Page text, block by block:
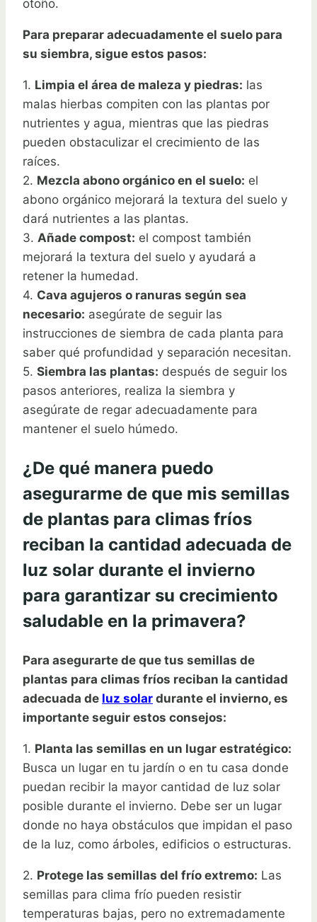
otoño.
Para preparar adecuadamente el suelo para
su siembra, sigue estos pasos:
1. Limpia el área de maleza y piedras: las
malas hierbas compiten con las plantas por
nutrientes y agua, mientras que las piedras
pueden obstaculizar el crecimiento de las
raíces.
2. Mezcla abono orgánico en el suelo: el
abono orgánico mejorará la textura del suelo y
dará nutrientes a las plantas.
3. Añade compost: el compost también
mejorará la textura del suelo y ayudará a
retener la humedad.
4. Cava agujeros o ranuras según sea
necesario: asegúrate de seguir las
instrucciones de siembra de cada planta para
saber qué profundidad y separación necesitan.
5. Siembra las plantas: después de seguir los
pasos anteriores, realiza la siembra y
asegúrate de regar adecuadamente para
mantener el suelo húmedo.
¿De qué manera puedo
asegurarme de que mis semillas
de plantas para climas fríos
reciban la cantidad adecuada de
luz solar durante el invierno
para garantizar su crecimiento
saludable en la primavera?
Para asegurarte de que tus semillas de
plantas para climas fríos reciban la cantidad
adecuada de luz solar durante el invierno, es
importante seguir estos consejos:
1. Planta las semillas en un lugar estratégico:
Busca un lugar en tu jardín o en tu casa donde
puedan recibir la mayor cantidad de luz solar
posible durante el invierno. Debe ser un lugar
donde no haya obstáculos que impidan el paso
de la luz, como árboles, edificios o estructuras.
2. Protege las semillas del frío extremo: Las
semillas para clima frío pueden resistir
temperaturas bajas, pero no extremadamente